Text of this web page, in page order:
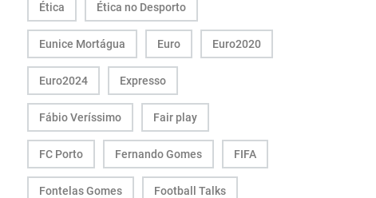
Ética Ética no Desporto
Eunice Mortágua Euro Euro2020
Euro2024 Expresso
Fábio Veríssimo Fair play
FC Porto Fernando Gomes FIFA
Fontelas Gomes Football Talks